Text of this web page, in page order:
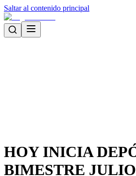
Saltar al contenido principal
HOY INICIA
BIMESTRE